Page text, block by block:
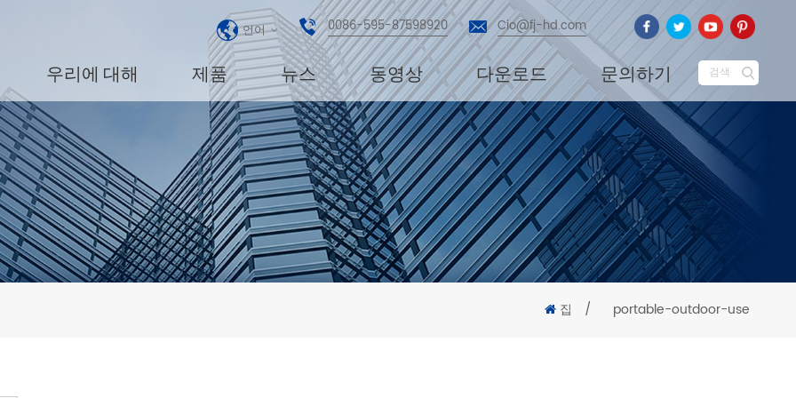
언어 0086-595-87598920 Cio@fj-hd.com
우리에 대해 제품 뉴스 동영상 다운로드 문의하기 검색
집 / portable-outdoor-use